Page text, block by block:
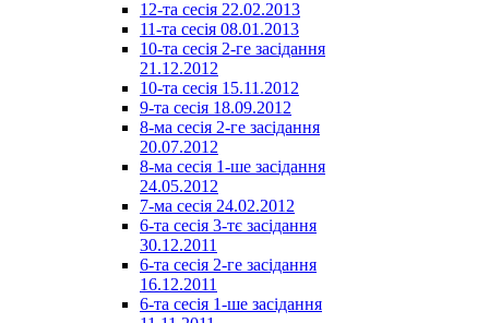
12-та сесія 22.02.2013
11-та сесія 08.01.2013
10-та сесія 2-ге засідання
21.12.2012
10-та сесія 15.11.2012
9-та сесія 18.09.2012
8-ма сесія 2-ге засідання
20.07.2012
8-ма сесія 1-ше засідання
24.05.2012
7-ма сесія 24.02.2012
6-та сесія 3-тє засідання
30.12.2011
6-та сесія 2-ге засідання
16.12.2011
6-та сесія 1-ше засідання